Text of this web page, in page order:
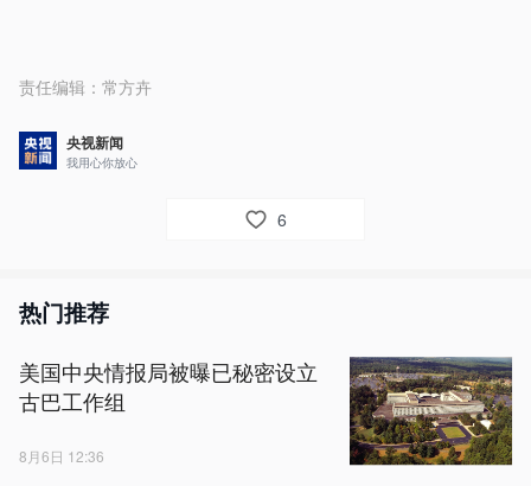
责任编辑： 常方卉
央视新闻
我用心你放心
6
热门推荐
美国中央情报局被曝已秘密设立
古巴工作组
8月6日 12:36